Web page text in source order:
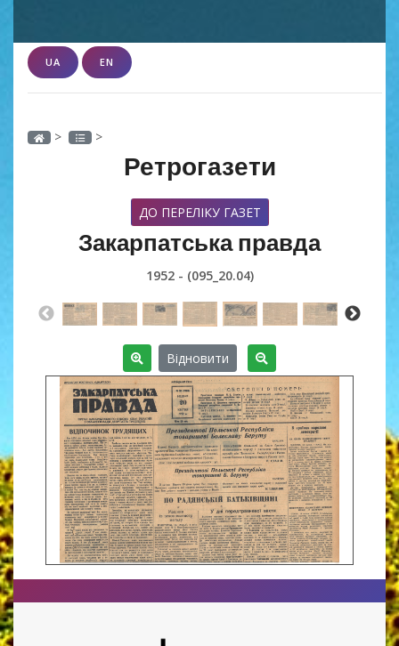
UA EN
> >
Ретрогазети
ДО ПЕРЕЛІКУ ГАЗЕТ
Закарпатська правда
1952 - (095_20.04)
Відновити